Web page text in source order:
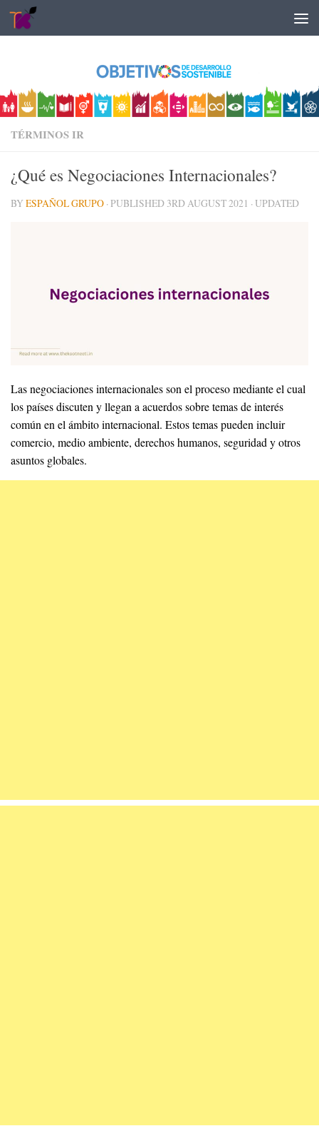
Skip to content
TÉRMINOS IR
¿Qué es Negociaciones Internacionales?
BYESPAÑOL GRUPO · PUBLISHED 3RD AUGUST 2021 · UPDATED
Las negociaciones internacionales son el proceso mediante el cual
los países discuten y llegan a acuerdos sobre temas de interés
común en el ámbito internacional. Estos temas pueden incluir
comercio, medio ambiente, derechos humanos, seguridad y otros
asuntos globales.